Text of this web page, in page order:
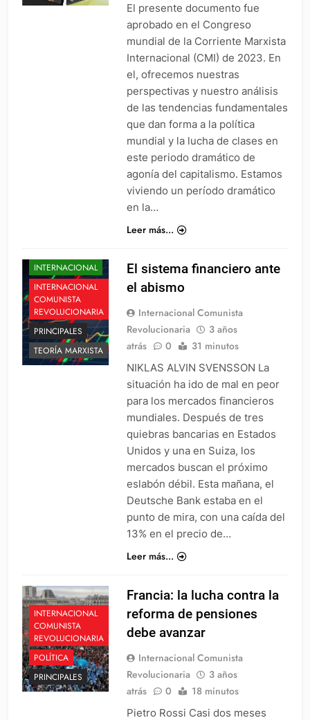
El presente documento fue
aprobado en el Congreso
mundial de la Corriente Marxista
Internacional (CMI) de 2023. En
el, ofrecemos nuestras
perspectivas y nuestro análisis
de las tendencias fundamentales
que dan forma a la política
mundial y la lucha de clases en
este periodo dramático de
agonía del capitalismo. Estamos
viviendo un período dramático
en la…
Leer más...
INTERNACIONAL
INTERNACIONAL
COMUNISTA
REVOLUCIONARIA
PRINCIPALES
TEORÍA MARXISTA
El sistema financiero ante
el abismo
Internacional Comunista
Revolucionaria
3 años
atrás
0 31 minutos
NIKLAS ALVIN SVENSSON La
situación ha ido de mal en peor
para los mercados financieros
mundiales. Después de tres
quiebras bancarias en Estados
Unidos y una en Suiza, los
mercados buscan el próximo
eslabón débil. Esta mañana, el
Deutsche Bank estaba en el
punto de mira, con una caída del
13% en el precio de…
Leer más...
INTERNACIONAL
COMUNISTA
REVOLUCIONARIA
POLÍTICA
PRINCIPALES
Francia: la lucha contra la
reforma de pensiones
debe avanzar
Internacional Comunista
Revolucionaria
3 años
atrás
0 18 minutos
Pietro Rossi Casi dos meses